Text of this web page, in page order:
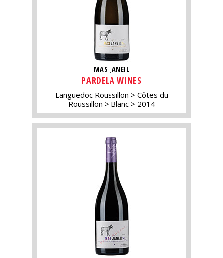
MAS JANEIL
PARDELA WINES
Languedoc Roussillon
Côtes du
Roussillon
Blanc 2014